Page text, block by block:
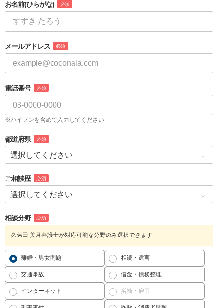
お名前(ひらがな) 必須
メールアドレス 必須
電話番号 必須
※ハイフンを含めて入力してください
都道府県 必須
ご相談歴 必須
相談分野 必須
久保田 美月弁護士が対応可能な分野のみ選択できます
離婚・男女問題 相続・遺言
交通事故 借金・債務整理
インターネット 労働・雇用